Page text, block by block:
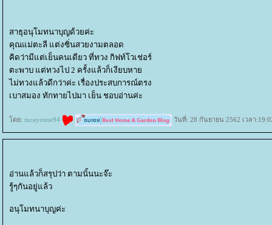
สาธุอนุโมทนาบุญด้วยค่ะ
คุณแม่ตะลี แต่งซิ่นสวยงามตลอด
คิดว่ามีแต่เย็นคนเดียว ที่ทวง กิฟท์โวเช่อร์
ตะพาบ แต่ทวงไป 2 ครั้งแล้วก็เงียบหา
ไม่ทวงแล้วดีกว่าค่ะ เรื่องประสบการณ์ตรง
เบาสมอง ทักทายไปมา เย็น ชอบอ่านค่ะ
ดย: mcayenne94 วันที่: 28 กันยายน 2562 เวลา
อ่านแล้วก็สรุปว่า ตามนั้นนะจ๊ะ
รู้ๆกันอยู่แล้ว
อนุโมทนาบุญค่ะ